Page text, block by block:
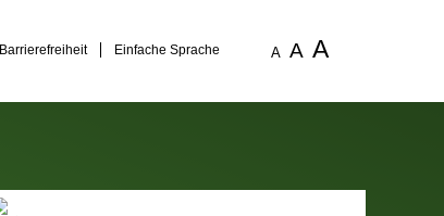
Barrierefreiheit Einfache Sprache A A A